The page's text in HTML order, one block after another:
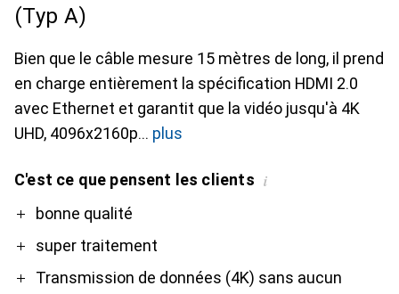
(Typ A)
Bien que le câble mesure 15 mètres de long, il prend
en charge entièrement la spécification HDMI 2.0
avec Ethernet et garantit que la vidéo jusqu'à 4K
UHD, 4096x2160p
plus
C'est ce que pensent les clients i
Probonne qualité
super traitement
Transmission de données (4K) sans aucun
Contre